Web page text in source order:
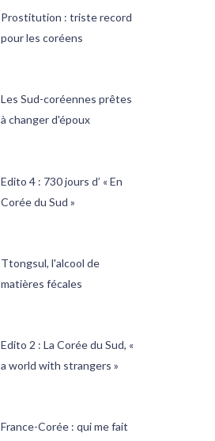
Prostitution : triste record
pour les coréens
Les Sud-coréennes prêtes
à changer d'époux
Edito 4 : 730 jours d’ « En
Corée du Sud »
Ttongsul, l'alcool de
matières fécales
Edito 2 : La Corée du Sud, «
a world with strangers »
France-Corée : qui me fait